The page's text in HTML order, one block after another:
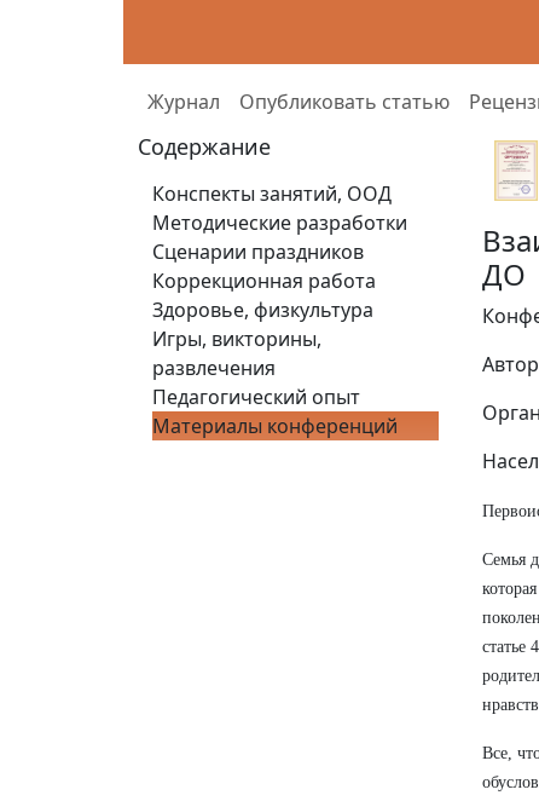
Журнал Опубликовать статью
Содержание
Конспекты занятий, ООД
Методические разработки
Сценарии праздников
Коррекционная работа
Здоровье, физкультура
Игры, викторины,
развлечения
Педагогический опыт
Материалы конференций
ДО
Семья
статье
Все,